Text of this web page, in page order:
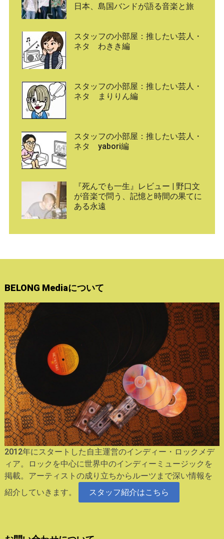
日本、島国バンドが語る音楽と旅
スタッフの小部屋：推したい芸人・
ネタ わきき編
スタッフの小部屋：推したい芸人・
ネタ まりりん編
スタッフの小部屋：推したい芸人・
ネタ yabori編
『死んでも一生』レビュー | 野口文
が音楽で問う、記憶と時間の果てに
ある永遠
BELONG Mediaについて
2012年にスタートした自主運営のインディー・ロックメデ
ィア。ロックを中心に世界中のインディーミュージックを
掲載。アーティストの成り立ちからルーツまで深い情報を
紹介していきます。
スタッフ紹介はこちら